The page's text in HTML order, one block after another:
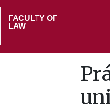
FACULTY OF
LAW